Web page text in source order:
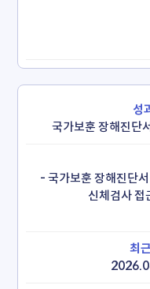
국가보훈 장해진단
- 국가보훈 장해진단
신체검사 접
- 국가보훈 장해진단서